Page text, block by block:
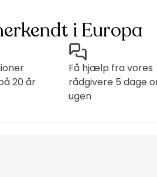
i Europa
20 år
Få hjælp fra vores
rådgivere 5 dage
ugen